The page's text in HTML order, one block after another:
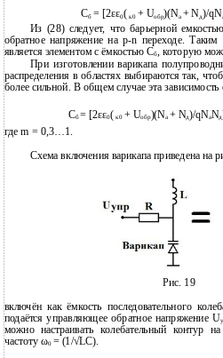
Cб= [2εε0(к0 + Uобр)(N а + N д )/qN
Из (28) следует, что барьерной
обратное напряжение на p-n переходе.
является элементом с ёмкостью Cб, которую
При изготовлении варикапа
распределения в областях выбираются так,
более сильной. В общем случае эта
Cб= [2εε0(к0 + Uобр)(Nа + Nд)/qNаNд
где m = 0,3…1.
Схема включения варикапа приведена на
Рис. 19
включён как ёмкость последовательного
подаётся управляющее обратное напряжение U
можно настраивать колебательный контур
частоту ω0 = (1/√LC).